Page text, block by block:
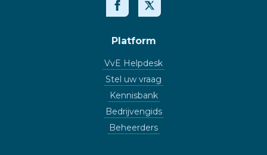
Platform
VvE Helpdesk
Stel uw vraag
Kennisbank
Bedrijvengids
Beheerders